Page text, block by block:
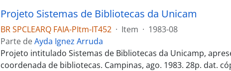
Projeto Sistemas de Bibliotecas da Unicam
BR SPCLEARQ FAIA-PItm-IT452 · Item · 1983-08
Parte deAyda Ignez Arruda
Projeto intitulado Sistemas de Bibliotecas da Unicamp,
coordenada de bibliotecas. Campinas, ago. 1983. 28p. dat.